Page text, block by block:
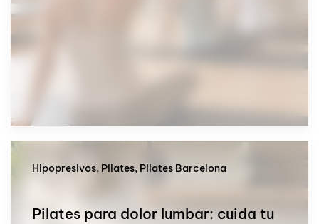
Hipopresivos, Pilates, Pilates Barcelona
Pilates para dolor lumbar: cuida tu